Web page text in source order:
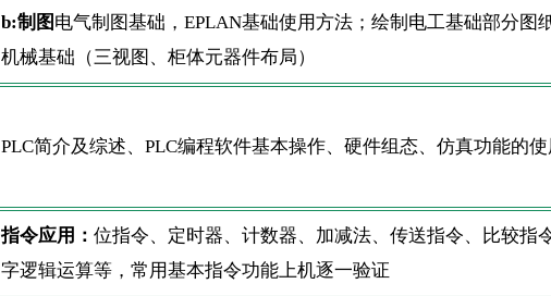
b:制图 电气制图基础，EPLAN基础使用方法；绘制电工基础部分图
机械基础（三视图、柜体元器件布局）
PLC简介及综述、PLC编程软件基本操作、硬件组态、仿真功能的使
指令应用： 位指令、定时器、计数器、加减法、传送指令、比较指令
字逻辑运算等，常用基本指令功能上机逐一验证